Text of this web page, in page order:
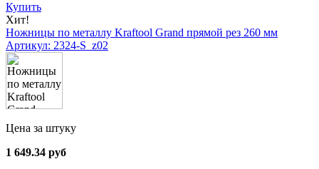
Купить
Хит!
Ножницы по металлу Kraftool Grand прямой рез 260 мм
Артикул: 2324-S_z02
Цена за штуку
1 649.34 руб